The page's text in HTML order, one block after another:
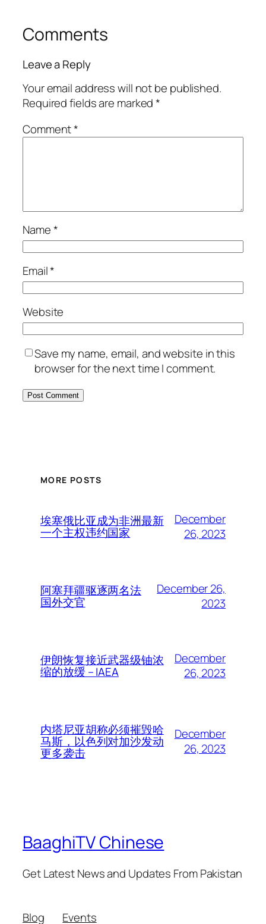
Comments
Leave a Reply
Your email address will not be published.
Required fields are marked*
Comment*
Name*
Email*
Website
Save my name, email, and website in this
browser for the next time I comment.
MORE POSTS
埃塞俄比亚成为非洲最新
一个主权违约国家
December
26, 2023
阿塞拜疆驱逐两名法
国外交官
December 26,
2023
伊朗恢复接近武器级铀浓
缩的放缓 – IAEA
December
26, 2023
内塔尼亚胡称必须摧毁哈
马斯，以色列对加沙发动
更多袭击
December
26, 2023
BaaghiTV Chinese
Get Latest News and Updates From Pakistan
Blog Events